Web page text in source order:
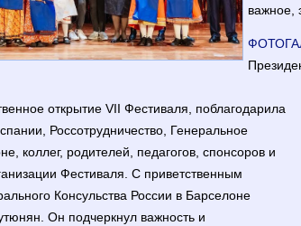
важное,
открытие VII Фестиваля, поблагодарила
Россотрудничество, Генеральное
коллег, родителей, педагогов, спонсоров и
Фестиваля. С приветственным
Консульства России в Барселоне
Он подчеркнул важность и